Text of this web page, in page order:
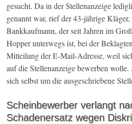
gesucht. Da in der Stellenanzeige
genannt war, rief der 43-jährige
Bankkaufmann, der seit Jahren im
Hopper unterwegs ist, bei der
Mitteilung der E-Mail-Adresse, weil
auf die Stellenanzeige bewerben
sich selbst um die ausgeschriebene
Scheinbewerber verlangt
Schadenersatz wegen